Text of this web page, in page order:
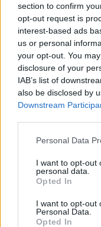
section to confirm
opt-out request is
interest-based ads
us or personal
your opt-out. You
disclosure of your
IAB’s list of
also be disclosed by
Downstream
Personal Data
I want to opt-out
personal data.
Opted In
I want to opt-out
Personal Data.
Opted In
νέο
COMMENTS
Συνδεθείτε για